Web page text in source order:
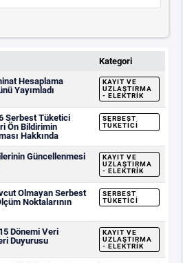
SİSTEMİ POLİTİKAMIZ
Kategori
Hesaplama
Yayımladı
KAYIT VE
UZLAŞTIRMA
- ELEKTRIK
Serbest Tüketici
Ön Bildirimin
Hakkında
SERBEST
TÜKETICI
Güncellenmesi
KAYIT VE
UZLAŞTIRMA
- ELEKTRIK
Olmayan Serbest
Noktalarının
SERBEST
TÜKETICI
Dönemi Veri
Duyurusu
KAYIT VE
UZLAŞTIRMA
- ELEKTRIK